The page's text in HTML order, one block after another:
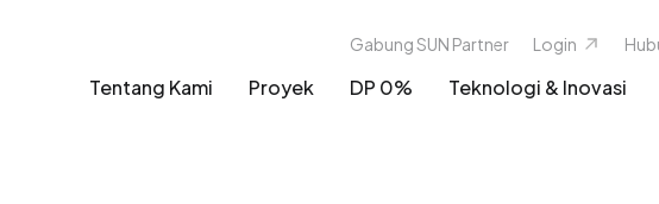
Gabung SUN Partner Login
Tentang Kami Proyek DP 0% Teknologi & Inovasi